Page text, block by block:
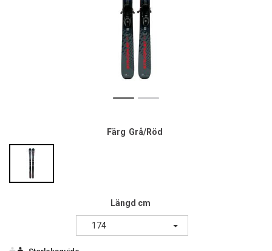
Färg Grå/Röd
Längd cm
174